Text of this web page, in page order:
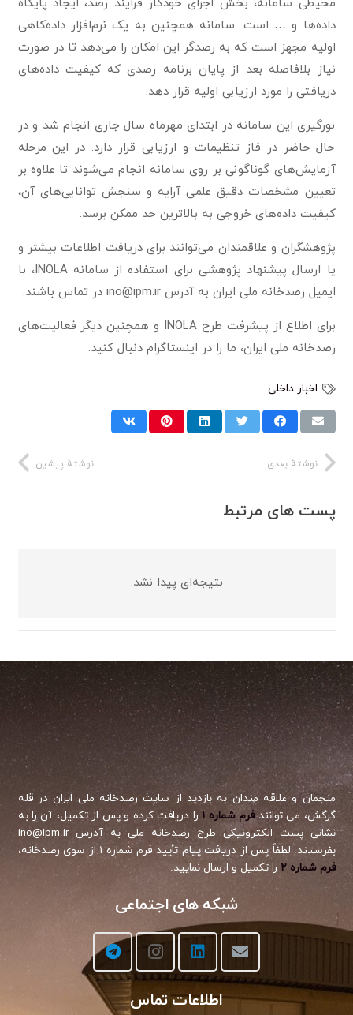
محیطی سامانه، بخش اجرای خودکار فرایند رصد، ایجاد پایگاه
داده‌ها و … است. سامانه همچنین به یک نرم‌افزار داده‌کاهی
اولیه مجهز است که به رصدگر این امکان را می‌دهد تا در صورت
نیاز بلافاصله بعد از پایان برنامه رصدی که کیفیت داده‌های
دریافتی را مورد ارزیابی اولیه قرار دهد.
نورگیری این سامانه در ابتدای مهرماه سال جاری انجام شد و در
حال حاضر در فاز تنظیمات و ارزیابی قرار دارد. در این مرحله
آزمایش‌های گوناگونی بر روی سامانه انجام می‌شوند تا علاوه بر
تعیین مشخصات دقیق علمی آرایه و سنجش توانایی‌های آن،
کیفیت داده‌های خروجی به بالاترین حد ممکن برسد.
پژوهشگران و علاقمندان می‌توانند برای دریافت اطلاعات بیشتر و
یا ارسال پیشنهاد پژوهشی برای استفاده از سامانه INOLA، با
ایمیل رصدخانه ملی ایران به آدرس ino@ipm.ir در تماس باشند.
برای اطلاع از پیشرفت طرح INOLA و همچنین دیگر فعالیت‌های
رصدخانه ملی ایران، ما را در اینستاگرام دنبال کنید.
اخبار داخلی
نوشتهٔ پیشین نوشتهٔ بعدی
پست های مرتبط
نتیجه‌ای پیدا نشد.
منجمان و علاقه مندان به بازدید از سایت رصدخانه ملی ایران در قله
گرگش، می توانندفرم شماره ۱
را دریافت کرده و پس از تکمیل، آن را به
نشانی پست الکترونیکی طرح رصدخانه ملی به آدرس ino@ipm.ir
بفرستند. لطفاً پس از دریافت پیام تأیید فرم شماره ۱ از سوی رصدخانه،
فرم شماره ۲
را تکمیل و ارسال نمایید.
شبکه های اجتماعی
اطلاعات تماس